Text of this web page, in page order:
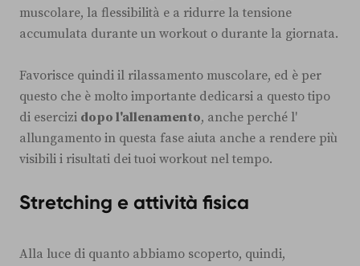
muscolare, la flessibilità e a ridurre la tensione
accumulata durante un workout o durante la giornata.
Favorisce quindi il rilassamento muscolare, ed è per
questo che è molto importante dedicarsi a questo tipo
di esercizi dopo l'allenamento, anche perché l'
allungamento in questa fase aiuta anche a rendere più
visibili i risultati dei tuoi workout nel tempo.
Stretching e attività fisica
Alla luce di quanto abbiamo scoperto, quindi,